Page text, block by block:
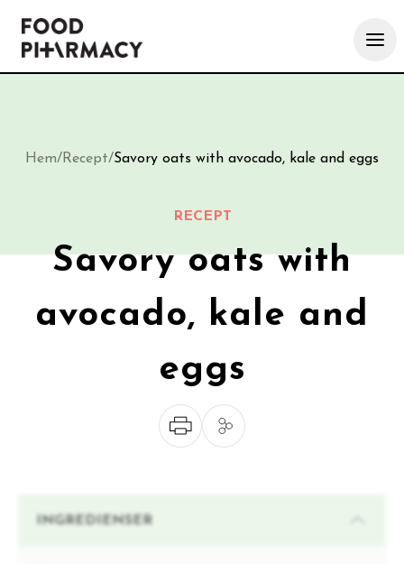
Hem/Recept/Savory oats with avocado, kale and eggs
RECEPT
Savory oats with
avocado, kale and
eggs
INGREDIENSER